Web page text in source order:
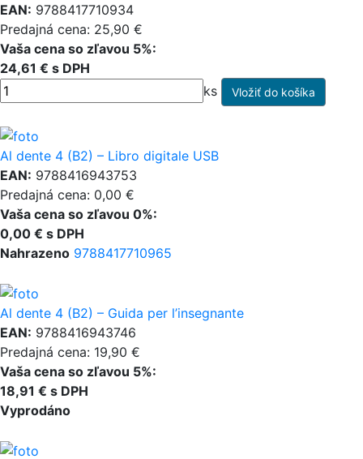
EAN: 9788417710934
Predajná cena: 25,90 €
Vaša cena so zľavou 5%:
24,61 € s DPH
ks
Al dente 4 (B2) – Libro digitale USB
EAN: 9788416943753
Predajná cena: 0,00 €
Vaša cena so zľavou 0%:
0,00 € s DPH
Nahrazeno 9788417710965
Al dente 4 (B2) – Guida per l’insegnante
EAN: 9788416943746
Predajná cena: 19,90 €
Vaša cena so zľavou 5%:
18,91 € s DPH
Vyprodáno